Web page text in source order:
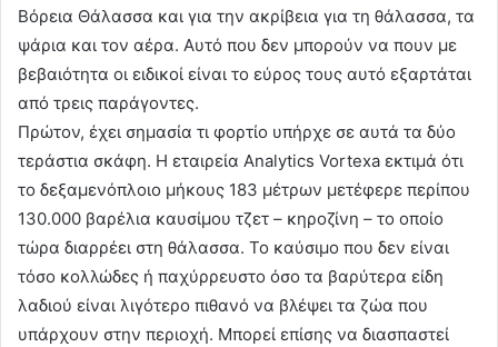
Βόρεια Θάλασσα και για την ακρίβεια για τη θάλασσα, τα
ψάρια και τον αέρα. Αυτό που δεν μπορούν να πουν με
βεβαιότητα οι ειδικοί είναι το εύρος τους αυτό εξαρτάται
από τρεις παράγοντες.
Πρώτον, έχει σημασία τι φορτίο υπήρχε σε αυτά τα δύο
τεράστια σκάφη. Η εταιρεία Analytics Vortexa εκτιμά ότι
το δεξαμενόπλοιο μήκους 183 μέτρων μετέφερε περίπου
130.000 βαρέλια καυσίμου τζετ – κηροζίνη – το οποίο
τώρα διαρρέει στη θάλασσα. Το καύσιμο που δεν είναι
τόσο κολλώδες ή παχύρρευστο όσο τα βαρύτερα είδη
λαδιού είναι λιγότερο πιθανό να βλέψει τα ζώα που
υπάρχουν στην περιοχή. Μπορεί επίσης να διασπαστεί